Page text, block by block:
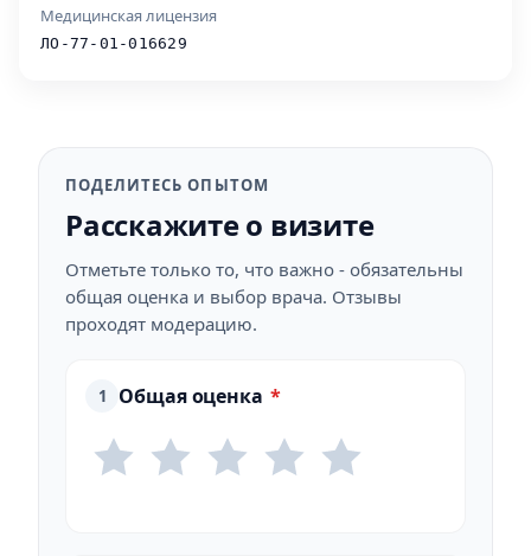
Медицинская лицензия
ЛО-77-01-016629
ПОДЕЛИТЕСЬ ОПЫТОМ
Расскажите о визите
Отметьте только то, что важно - обязательны
общая оценка и выбор врача. Отзывы
проходят модерацию.
1 Общая оценка *